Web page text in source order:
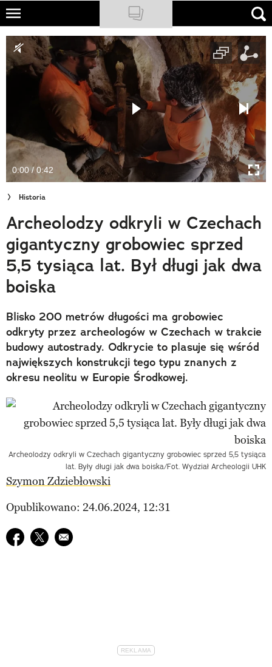
Skip
main
content
NATIONAL GEOGRAPHIC
TRAVELER
PODCASTY
Newsletter
Cuda Polski
Wielki Konkurs Fotograficzny
Trendbook Podróżniczy
Polecane
0:00 / 0:42
Historia
Archeolodzy odkryli w Czechach
gigantyczny grobowiec sprzed
5,5 tysiąca lat. Był długi jak dwa
boiska
Blisko 200 metrów długości ma grobowiec
odkryty przez archeologów w Czechach w trakcie
budowy autostrady. Odkrycie to plasuje się wśród
największych konstrukcji tego typu znanych z
okresu neolitu w Europie Środkowej.
Archeolodzy odkryli w Czechach gigantyczny grobowiec sprzed 5,5 tysiąca
lat. Były długi jak dwa boiska/Fot. Wydział Archeologii UHK
Szymon Zdziebłowski
Opublikowano: 24.06.2024, 12:31
Udostępnij na facebook
Udostępnij na twitter
E-mail do przyjaciela